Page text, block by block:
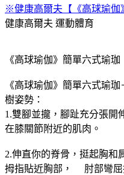
※健康高爾夫【《高球瑜伽
健康高爾夫 運動體育
《高球瑜伽》簡單六式瑜珈
《高球瑜伽》簡單六式瑜珈
樹姿勢：
1.雙腳並攏，腳趾充分張開
在膝關節附近的肌肉。
2.伸直你的脊骨，挺起胸和
拇指貼近胸部， 肘部彎屈